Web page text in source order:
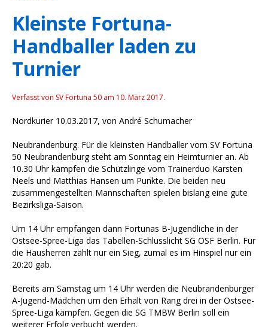
Kleinste Fortuna-
Handballer laden zu
Turnier
Verfasst von SV Fortuna 50 am 10. März 2017.
Nordkurier 10.03.2017, von André Schumacher
Neubrandenburg. Für die kleinsten Handballer vom SV Fortuna
50 Neubrandenburg steht am Sonntag ein Heimturnier an. Ab
10.30 Uhr kämpfen die Schützlinge vom Trainerduo Karsten
Neels und Matthias Hansen um Punkte. Die beiden neu
zusammengestellten Mannschaften spielen bislang eine gute
Bezirksliga-Saison.
Um 14 Uhr empfangen dann Fortunas B-Jugendliche in der
Ostsee-Spree-Liga das Tabellen-Schlusslicht SG OSF Berlin. Für
die Hausherren zählt nur ein Sieg, zumal es im Hinspiel nur ein
20:20 gab.
Bereits am Samstag um 14 Uhr werden die Neubrandenburger
A-Jugend-Mädchen um den Erhalt von Rang drei in der Ostsee-
Spree-Liga kämpfen. Gegen die SG TMBW Berlin soll ein
weiterer Erfolg verbucht werden.